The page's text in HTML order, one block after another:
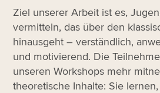
Ziel unserer Arbeit ist es,
vermitteln, das über den
hinausgeht – verständlich,
und motivierend. Die
unseren Workshops mehr
theoretische Inhalte: Sie